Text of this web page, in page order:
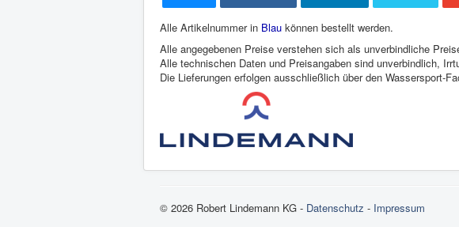
Alle Artikelnummer in Blau können bestellt werden.
Alle angegebenen Preise verstehen sich als unverbindliche
Alle technischen Daten und Preisangaben sind unverbindlich,
Die Lieferungen erfolgen ausschließlich über den Wassersport-
© 2026 Robert Lindemann KG - Datenschutz - Impressum